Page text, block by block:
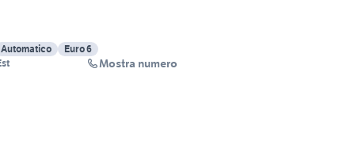
Automatico
Euro 6
Mostra numero